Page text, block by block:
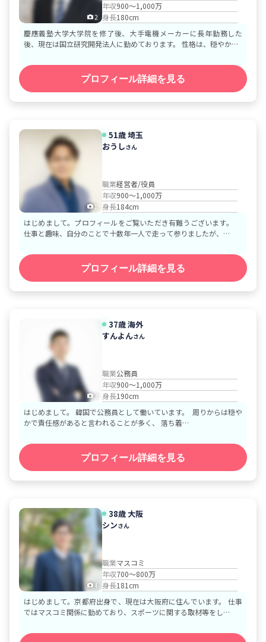
2
年収900～1,000万
身長180cm
慶應義塾大学大学院を修了後、大手電機メーカーに長年勤務した
後、現在は国立研究開発法人に勤めております。 性格は、穏やか…
プロフィール詳細を見る
1
51歳埼玉
おうしさん
職業経営者/役員
年収900～1,000万
身長184cm
はじめまして。プロフィールをご覧いただき有難うございます。
仕事と趣味、自分のことで十数年一人で走って参りましたが、…
プロフィール詳細を見る
3
37歳海外
すんよんさん
職業公務員
年収900～1,000万
身長190cm
はじめまして。 韓国で公務員として働いています。 周りからは穏や
かで責任感があると言われることが多く、 落ち着…
プロフィール詳細を見る
4
38歳 大阪
シンさん
職業マスコミ
年収700～800万
身長181cm
はじめまして。京都府出身で、現在は大阪府に住んでいます。 仕事
ではマスコミ関係に勤めており、スポーツに関する取材等をし…